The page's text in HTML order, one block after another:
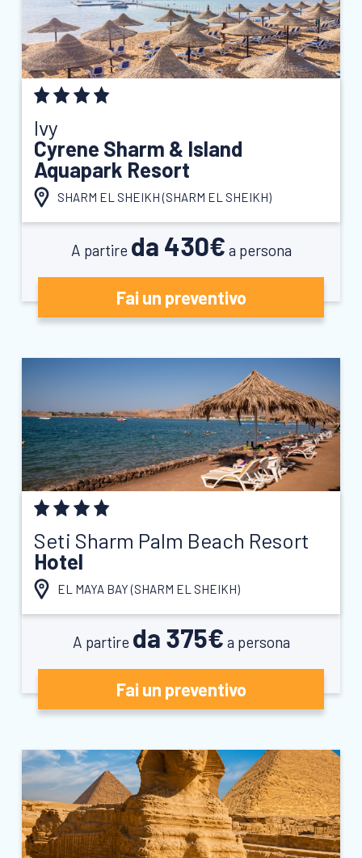
Ivy
Cyrene Sharm & Island
Aquapark Resort
SHARM EL SHEIKH (SHARM EL SHEIKH)
A partire da 430€ a persona
Fai un preventivo
Seti Sharm Palm Beach Resort
Hotel
EL MAYA BAY (SHARM EL SHEIKH)
A partire da 375€ a persona
Fai un preventivo